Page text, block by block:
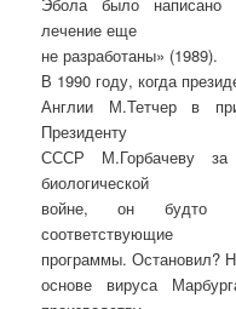
лечение еще
не разработаны» (1989).
В 1990 году, когда
Англии М.Тетчер в
Президенту
СССР М.Горбачеву за
биологической
войне, он будто
соответствующие
программы. Остановил?
основе вируса